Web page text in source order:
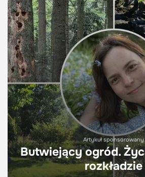
Artykuł sponsorowany
Butwiejący ogród.
rozkładzie